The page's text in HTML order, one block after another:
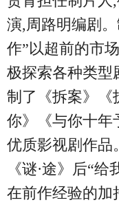
演,周路明编剧
作”以超前的市
极探索各种类型
制了《拆案》《
你》《与你十年
优质影视剧作品
《谜·途》后“
在前作经验的加